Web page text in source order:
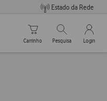
Estado da Rede
Carrinho de compras
Carrinho
Pesquisar
Pesquisa
My
Login